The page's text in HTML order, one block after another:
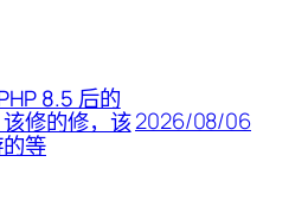
8.5 后的
修的修，该
等
2026/08/06